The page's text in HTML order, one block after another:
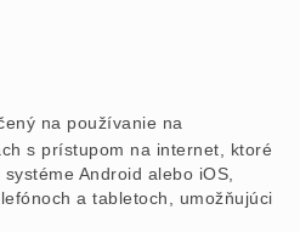
na používanie na
s prístupom na internet, ktoré
Android alebo iOS,
a tabletoch, umožňujúci